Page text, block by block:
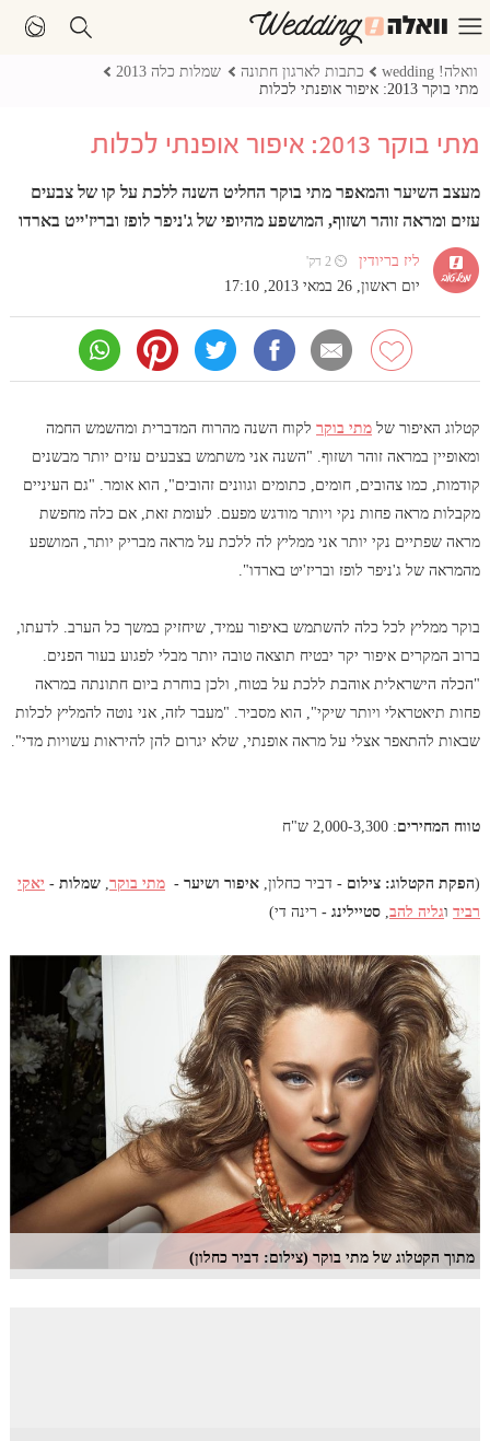
וואלה! wedding כתבות לארגון חתונה
שמלות כלה 2013
מתי בוקר 2013: איפור אופנתי לכלות
מתי בוקר 2013: איפור אופנתי לכלות
מעצב השיער והמאפר מתי בוקר החליט השנה ללכת על קו של צבעים
עזים ומראה זוהר ושזוף, המושפע מהיופי של ג'ניפר לופז ובריז'ייט בארדו
ליז בריודין ⏲ 2 דק'
יום ראשון, 26 במאי 2013, 17:10
קטלוג האיפור של מתי בוקרלקוח השנה מהרוח המדברית ומהשמש החמה
ומאופיין במראה זוהר ושזוף. "השנה אני משתמש בצבעים עזים יותר מבשנים
קודמות, כמו צהובים, חומים, כתומים וגוונים זהובים", הוא אומר. "גם העיניים
מקבלות מראה פחות נקי ויותר מודגש מפעם. לעומת זאת, אם כלה מחפשת
מראה שפתיים נקי יותר אני ממליץ לה ללכת על מראה מבריק יותר, המושפע
מהמראה של ג'ניפר לופז ובריז'יט בארדו".
בוקר ממליץ לכל כלה להשתמש באיפור עמיד, שיחזיק במשך כל הערב. לדעתו,
ברוב המקרים איפור יקר יבטיח תוצאה טובה יותר מבלי לפגוע בעור הפנים.
"הכלה הישראלית אוהבת ללכת על בטוח, ולכן בוחרת ביום חתונתה במראה
פחות תיאטראלי ויותר שיקי", הוא מסביר. "מעבר לזה, אני נוטה להמליץ לכלות
שבאות להתאפר אצלי על מראה אופנתי, שלא יגרום להן להיראות עשויות מדי".
טווח המחירים: 2,000-3,300 ש"ח
(הפקת הקטלוג: צילום -דביר כחלון, איפור ושיער - מתי בוקר, שמלות - יאקי
רבידוגליה להב, סטיילינג -רינה די)
מתוך הקטלוג של מתי בוקר (צילום: דביר כחלון)